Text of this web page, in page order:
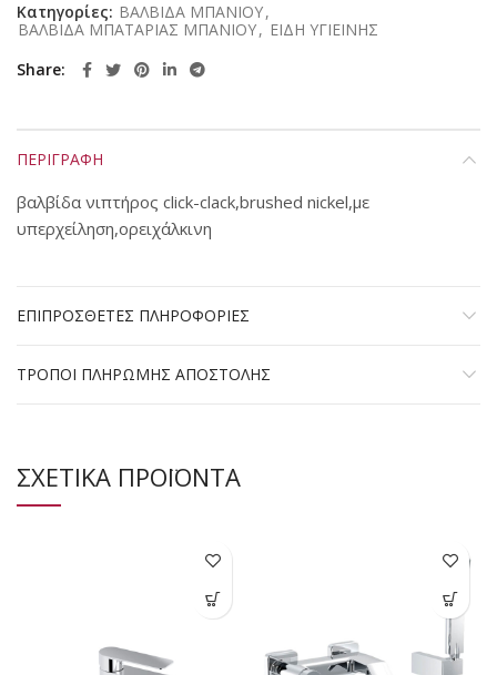
Κατηγορίες: ΒΑΛΒΙΔΑ ΜΠΑΝΙΟΥ,
ΒΑΛΒΙΔΑ ΜΠΑΤΑΡΙΑΣ ΜΠΑΝΙΟΥ, ΕΙΔΗ ΥΓΙΕΙΝΗΣ
Share
ΠΕΡΙΓΡΑΦΗ
βαλβίδα νιπτήρος click-clack,brushed nickel,με
υπερχείληση,ορειχάλκινη
ΕΠΙΠΡΟΣΘΕΤΕΣ ΠΛΗΡΟΦΟΡΙΕΣ
ΤΡΟΠΟΙ ΠΛΗΡΩΜΗΣ ΑΠΟΣΤΟΛΗΣ
ΣΧΕΤΙΚΑ ΠΡΟΪΟΝΤΑ